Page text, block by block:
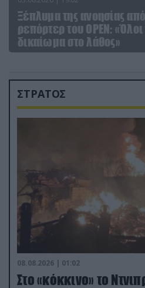
Ξέπλυμα της ανοησίας
ρεπόρτερ του ΟΡΕΝ:
δικαίωμα στο λάθος»
ΣΤΡΑΤΟΣ
08.08.2026 | 01:02
Στο «κόκκινο» το